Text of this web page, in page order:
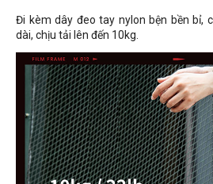
Đi kèm dây đeo tay nylon bện bền bỉ,
dài, chịu tải lên đến 10kg.